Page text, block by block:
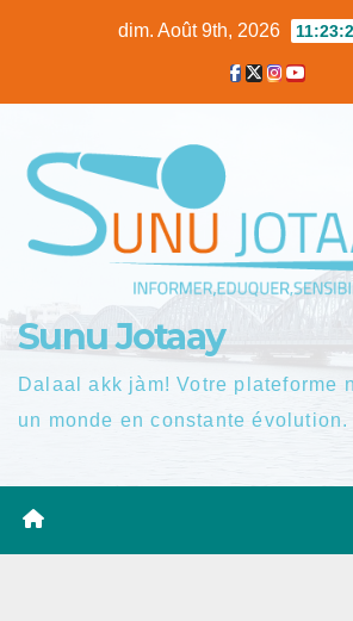
dim. Août 9th, 2026
Sunu Jotaay
Dalaal akk jàm! Votre plateforme
un monde en constante évolution.